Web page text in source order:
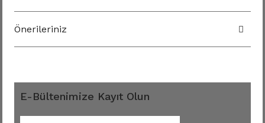
Önerileriniz
E-Bültenimize Kayıt Olun